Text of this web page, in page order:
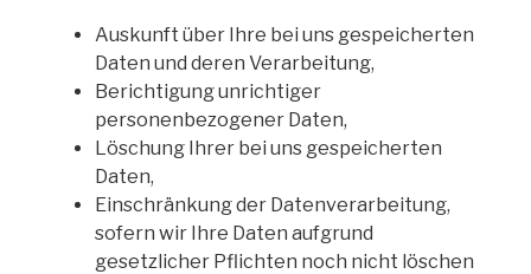
Auskunft über Ihre bei uns gespeicherten
Daten und deren Verarbeitung,
Berichtigung unrichtiger
personenbezogener Daten,
Löschung Ihrer bei uns gespeicherten
Daten,
Einschränkung der Datenverarbeitung,
sofern wir Ihre Daten aufgrund
gesetzlicher Pflichten noch nicht löschen